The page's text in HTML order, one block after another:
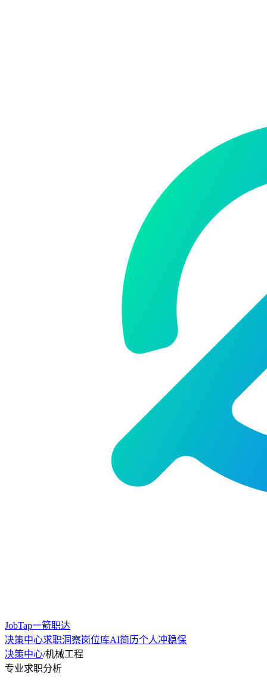
JobTap一箭职达
决策中心求职洞察岗位库AI简历个人冲稳保
决策中心/机械工程
专业求职分析